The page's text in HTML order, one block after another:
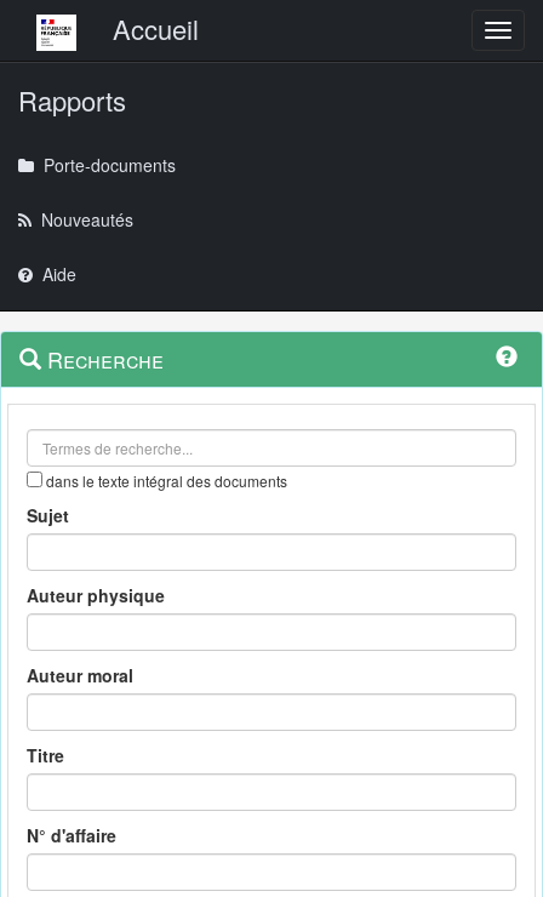
Menu principalAccueil
Rapports
Porte-documents
Nouveautés
Aide
Navigation
outils
Menu
contextuel
Recherche
dans le texte intégral des documents
Sujet
Auteur physique
Auteur moral
Titre
N° d'affaire